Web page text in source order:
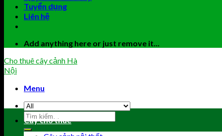
Tuyển dụng
Liên hệ
Add anything here or just remove it...
Cho thuê cây cảnh Hà
Nội
Menu
Cây cho thuê